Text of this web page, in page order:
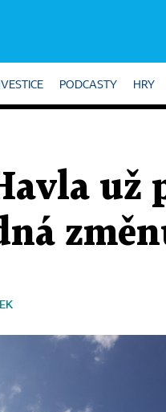
PODCASTY HRY
už